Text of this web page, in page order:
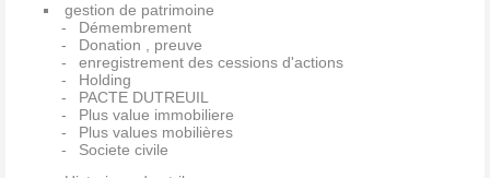
gestion de patrimoine
Démembrement
Donation , preuve
enregistrement des cessions d'actions
Holding
PACTE DUTREUIL
Plus value immobiliere
Plus values mobilières
Societe civile